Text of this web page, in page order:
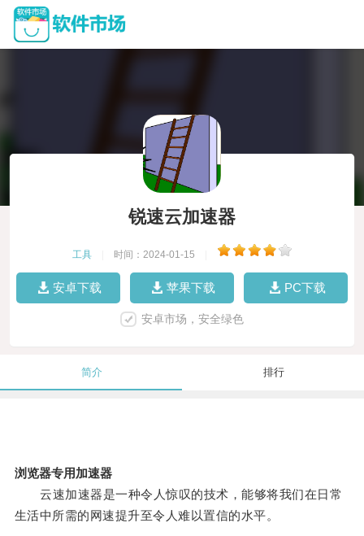
锐速云加速器
工具 时间：2024-01-15
安卓下载 苹果下载 PC下载
安卓市场，安全绿色
简介 排行
浏览器专用加速器
云速加速器是一种令人惊叹的技术，能够将我们在日常
生活中所需的网速提升至令人难以置信的水平。